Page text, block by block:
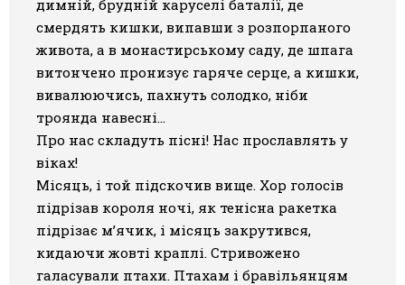
димній, брудній каруселі баталії, де
смердять кишки, випавши з розпорпаного
живота, а в монастирському саду, де шпага
витончено пронизує гаряче серце, а кишки,
вивалюючись, пахнуть солодко, ніби
троянда навесні…
Про нас складуть пісні! Нас прославлять у
віках!
Місяць, і той підскочив вище. Хор голосів
підрізав короля ночі, як тенісна ракетка
підрізає м’ячик, і місяць закрутився,
кидаючи жовті краплі. Стривожено
галасували птахи. Птахам і бравільянцям